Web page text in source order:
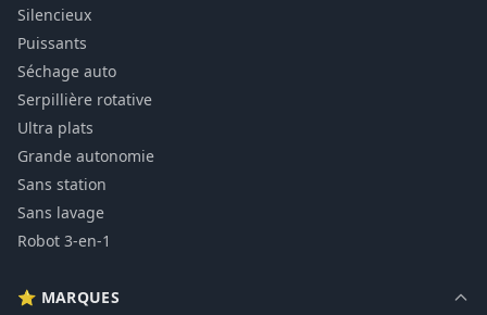
Silencieux
Puissants
Séchage auto
Serpillière rotative
Ultra plats
Grande autonomie
Sans station
Sans lavage
Robot 3-en-1
⭐ MARQUES